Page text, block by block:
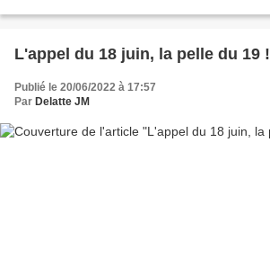
L'appel du 18 juin, la pelle du 19 !
Publié le 20/06/2022 à 17:57
Par Delatte JM